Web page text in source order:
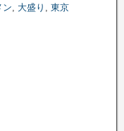
ン, 大盛り , 東京